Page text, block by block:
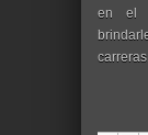
en el